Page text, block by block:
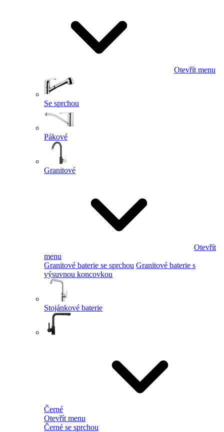
Otevřít menu
Se sprchou
Pákové
Granitové
Otevřít
menu
Granitové baterie se sprchou Granitové baterie s
výsuvnou koncovkou
Stojánkové baterie
Černé
Otevřít menu
Černé se sprchou